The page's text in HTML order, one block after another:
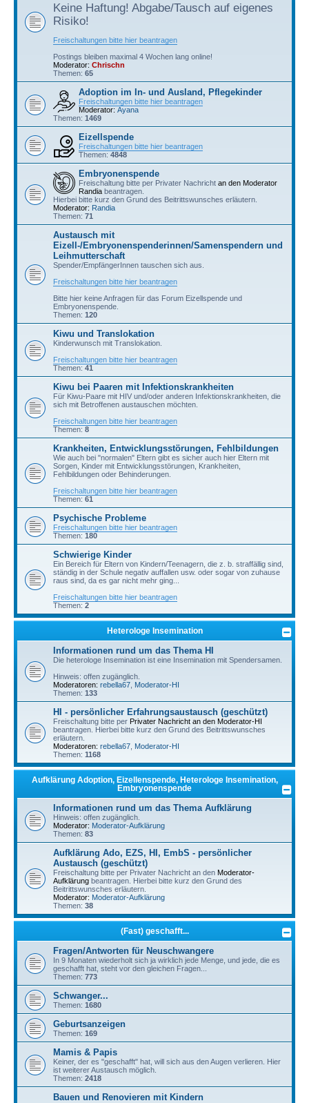
Keine Haftung! Abgabe/Tausch auf eigenes
Risiko!
Freischaltungen bitte hier beantragen
Postings bleiben maximal 4 Wochen lang online!
Moderator: Chrischn
Themen: 65
Adoption im In- und Ausland, Pflegekinder
Freischaltungen bitte hier beantragen
Moderator: Ayana
Themen: 1469
Eizellspende
Freischaltungen bitte hier beantragen
Themen: 4848
Embryonenspende
Freischaltung bitte per Privater Nachricht an den Moderator
Randia beantragen.
Hierbei bitte kurz den Grund des Beitrittswunsches erläutern.
Moderator: Randia
Themen: 71
Austausch mit
Eizell-/Embryonenspenderinnen/Samenspendern und
Leihmutterschaft
Spender/EmpfängerInnen tauschen sich aus.
Freischaltungen bitte hier beantragen
Bitte hier keine Anfragen für das Forum Eizellspende und
Embryonenspende.
Themen: 120
Kiwu und Translokation
Kinderwunsch mit Translokation.
Freischaltungen bitte hier beantragen
Themen: 41
Kiwu bei Paaren mit Infektionskrankheiten
Für Kiwu-Paare mit HIV und/oder anderen Infektionskrankheiten, die
sich mit Betroffenen austauschen möchten.
Freischaltungen bitte hier beantragen
Themen: 8
Krankheiten, Entwicklungsstörungen, Fehlbildungen
Wie auch bei "normalen" Eltern gibt es sicher auch hier Eltern mit
Sorgen, Kinder mit Entwicklungsstörungen, Krankheiten,
Fehlbildungen oder Behinderungen.
Freischaltungen bitte hier beantragen
Themen: 61
Psychische Probleme
Freischaltungen bitte hier beantragen
Themen: 180
Schwierige Kinder
Ein Bereich für Eltern von Kindern/Teenagern, die z. b. straffällig sind,
ständig in der Schule negativ auffallen usw. oder sogar von zuhause
raus sind, da es gar nicht mehr ging...
Freischaltungen bitte hier beantragen
Themen: 2
Heterologe Insemination
Informationen rund um das Thema HI
Die heterologe Insemination ist eine Insemination mit Spendersamen.
Hinweis: offen zugänglich.
Moderatoren: rebella67 Moderator-HI
Themen: 133
HI - persönlicher Erfahrungsaustausch (geschützt)
Freischaltung bitte per Privater Nachricht an den Moderator-HI
beantragen. Hierbei bitte kurz den Grund des Beitrittswunsches
erläutern.
Moderatoren: rebella67 Moderator-HI
Themen: 1168
Aufklärung Adoption, Eizellenspende, Heterologe Insemination,
Embryonenspende
Informationen rund um das Thema Aufklärung
Hinweis: offen zugänglich.
Moderator: Moderator-Aufklärung
Themen: 83
Aufklärung Ado, EZS, HI, EmbS - persönlicher
Austausch (geschützt)
Freischaltung bitte per Privater Nachricht an den Moderator-
Aufklärung beantragen. Hierbei bitte kurz den Grund des
Beitrittswunsches erläutern.
Moderator: Moderator-Aufklärung
Themen: 38
(Fast) geschafft...
Fragen/Antworten für Neuschwangere
In 9 Monaten wiederholt sich ja wirklich jede Menge, und jede, die es
geschafft hat, steht vor den gleichen Fragen...
Themen: 773
Schwanger...
Themen: 1680
Geburtsanzeigen
Themen: 169
Mamis & Papis
Keiner, der es "geschafft" hat, will sich aus den Augen verlieren. Hier
ist weiterer Austausch möglich.
Themen: 2418
Bauen und Renovieren mit Kindern